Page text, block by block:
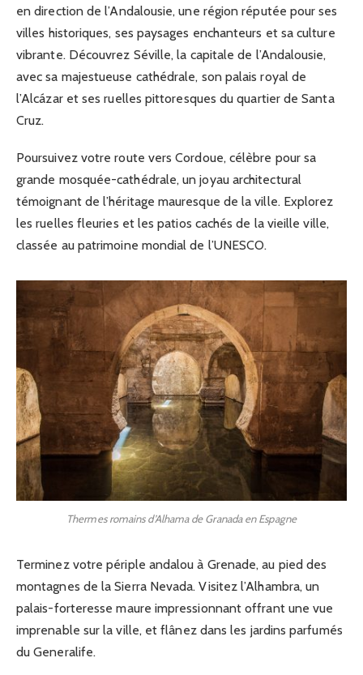
en direction de l’Andalousie, une région réputée pour ses
villes historiques, ses paysages enchanteurs et sa culture
vibrante. Découvrez Séville, la capitale de l’Andalousie,
avec sa majestueuse cathédrale, son palais royal de
l’Alcázar et ses ruelles pittoresques du quartier de Santa
Cruz.
Poursuivez votre route vers Cordoue, célèbre pour sa
grande mosquée-cathédrale, un joyau architectural
témoignant de l’héritage mauresque de la ville. Explorez
les ruelles fleuries et les patios cachés de la vieille ville,
classée au patrimoine mondial de l’UNESCO.
Thermes romains d’Alhama de Granada en Espagne
Terminez votre périple andalou à Grenade, au pied des
montagnes de la Sierra Nevada. Visitez l’Alhambra, un
palais-forteresse maure impressionnant offrant une vue
imprenable sur la ville, et flânez dans les jardins parfumés
du Generalife.